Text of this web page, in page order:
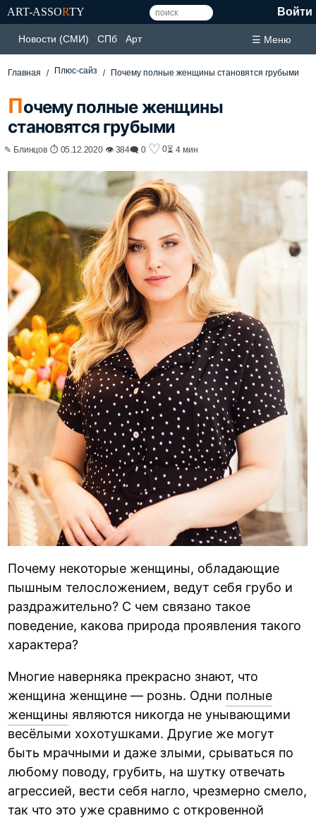
ART-ASSORTY Войти
Новости (СМИ) СПб Арт ☰ Меню
Главная Плюс-сайз Почему полные женщины становятся грубыми
Почему полные женщины
становятся грубыми
✎ Блинцов ⏱ 05.12.2020 👁 384🗨 0 ♡ 0⏳ 4 мин
Почему некоторые женщины, обладающие
пышным телосложением, ведут себя грубо и
раздражительно? С чем связано такое
поведение, какова природа проявления такого
характера?
Многие наверняка прекрасно знают, что
женщина женщине — рознь. Одни полные
женщины являются никогда не унывающими
весёлыми хохотушками. Другие же могут
быть мрачными и даже злыми, срываться по
любому поводу, грубить, на шутку отвечать
агрессией, вести себя нагло, чрезмерно смело,
так что это уже сравнимо с откровенной